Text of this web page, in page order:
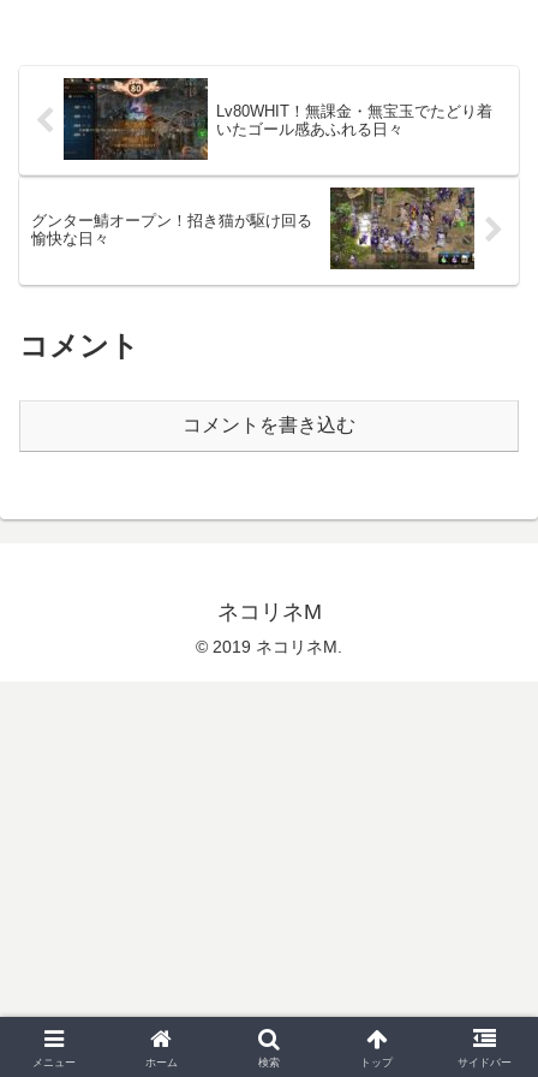
Lv80WHIT！無課金・無宝玉でたどり着
いたゴール感あふれる日々
グンター鯖オープン！招き猫が駆け回る
愉快な日々
コメント
コメントを書き込む
ネコリネM
© 2019 ネコリネM.
メニュー ホーム 検索 トップ サイドバー